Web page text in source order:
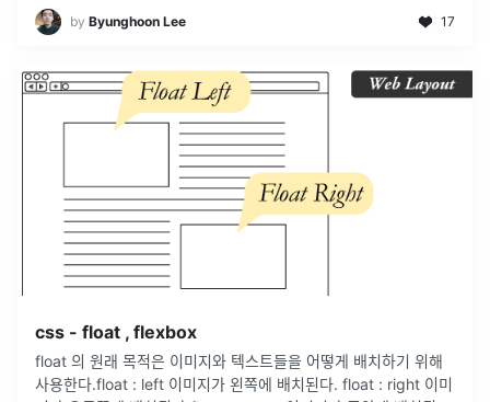
by Byunghoon Lee 17
css - float , flexbox
float 의 원래 목적은 이미지와 텍스트들을 어떻게 배치하기 위해
사용한다.float : left 이미지가 왼쪽에 배치된다. float : right 이미